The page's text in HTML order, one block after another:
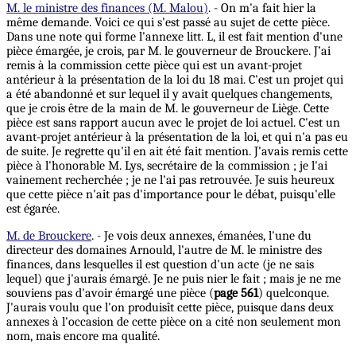
M. le ministre des finances (M. Malou). - On m'a fait hier la
même demande. Voici ce qui s'est passé au sujet de cette pièce.
Dans une note qui forme l'annexe litt. L, il est fait mention d'une
pièce émargée, je crois, par M. le gouverneur de Brouckere. J’ai
remis à la commission cette pièce qui est un avant-projet
antérieur à la présentation de la loi du 18 mai. C'est un projet qui
a été abandonné et sur lequel il y avait quelques changements,
que je crois être de la main de M. le gouverneur de Liège. Cette
pièce est sans rapport aucun avec le projet de loi actuel. C'est un
avant-projet antérieur à la présentation de la loi, et qui n'a pas eu
de suite. Je regrette qu'il en ait été fait mention. J'avais remis cette
pièce à l'honorable M. Lys, secrétaire de la commission ; je l'ai
vainement recherchée ; je ne l'ai pas retrouvée. Je suis heureux
que cette pièce n'ait pas d'importance pour le débat, puisqu'elle
est égarée.
M. de Brouckere. - Je vois deux annexes, émanées, l'une du
directeur des domaines Arnould, l'autre de M. le ministre des
finances, dans lesquelles il est question d'un acte (je ne sais
lequel) que j'aurais émargé. Je ne puis nier le fait ; mais je ne me
souviens pas d'avoir émargé une pièce (page 561) quelconque.
J'aurais voulu que l'on produisît cette pièce, puisque dans deux
annexes à l'occasion de cette pièce on a cité non seulement mon
nom, mais encore ma qualité.